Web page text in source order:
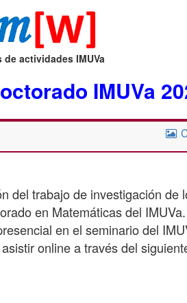
de actividades IMUVa
IMUVa
del trabajo de investigación de
en Matemáticas del
en el seminario del
online a través del